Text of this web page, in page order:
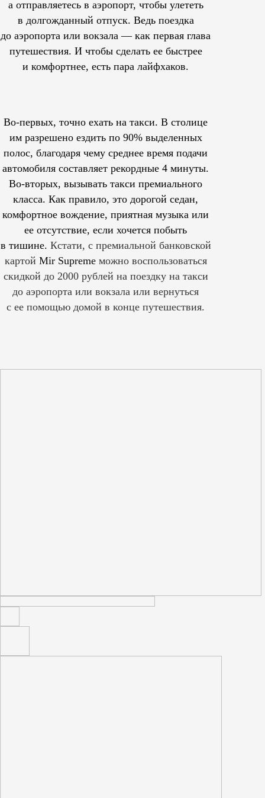
а отправляетесь в аэропорт, чтобы улететь
в долгожданный отпуск. Ведь поездка
до аэропорта или вокзала — как первая глава
путешествия. И чтобы сделать ее быстрее
и комфортнее, есть пара лайфхаков.
Во-первых, точно ехать на такси. В столице
им разрешеноездить по 90% выделенных
полос, благодаря чему среднее время подачи
автомобиля составляет рекордные 4 минуты.
Во-вторых, вызывать такси премиального
класса. Как правило, это дорогой седан,
комфортное вождение, приятная музыка или
ее отсутствие, если хочется побыть
в тишине. Кстати, с премиальной банковской
картой Mir Supreme можно воспользоваться
скидкой до 2000 рублей на поездку на такси
до аэропорта или вокзала или вернуться
с ее помощью домой в конце путешествия.